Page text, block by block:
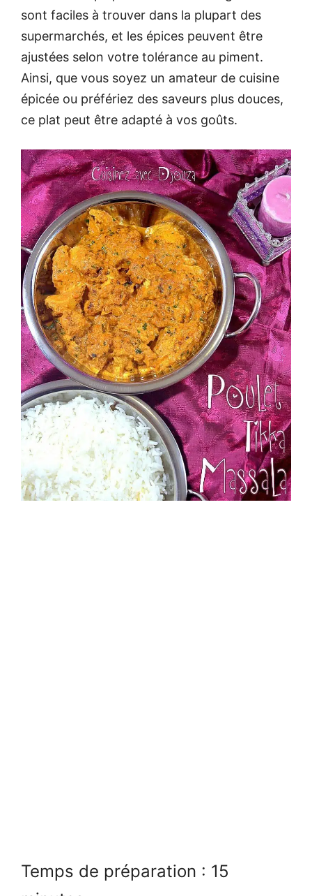
sont faciles à trouver dans la plupart des
supermarchés, et les épices peuvent être
ajustées selon votre tolérance au piment.
Ainsi, que vous soyez un amateur de cuisine
épicée ou préfériez des saveurs plus douces,
ce plat peut être adapté à vos goûts.
Temps de préparation : 15